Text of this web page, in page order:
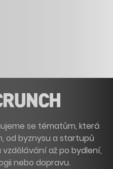
se tématům, která
od byznysu a startupů
až po bydlení,
nebo dopravu.